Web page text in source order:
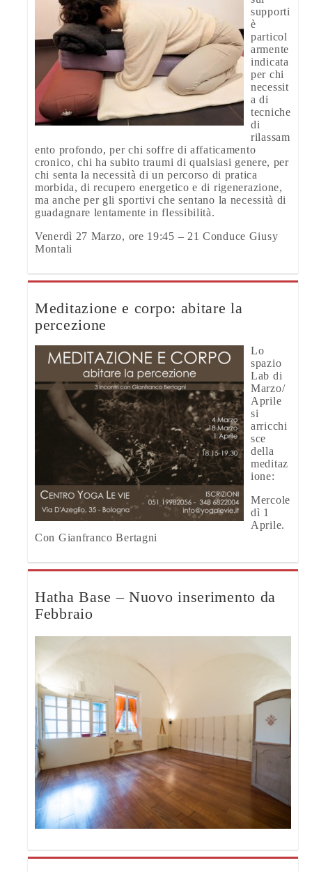
supporti
è
particol
armente
indicata
per chi
necessit
a di
tecniche
di
rilassam
ento profondo, per chi soffre di affaticamento
cronico, chi ha subito traumi di qualsiasi genere, per
chi senta la necessità di un percorso di pratica
morbida, di recupero energetico e di rigenerazione,
ma anche per gli sportivi che sentano la necessità di
guadagnare lentamente in flessibilità.
Venerdì 27 Marzo, ore 19:45 – 21 Conduce Giusy
Montali
Meditazione e corpo: abitare la
percezione
Lo
spazio
Lab di
Marzo/
Aprile
si
arricchi
sce
della
meditaz
ione:
Mercole
dì 1
Aprile.
Con Gianfranco Bertagni
Hatha Base – Nuovo inserimento da
Febbraio